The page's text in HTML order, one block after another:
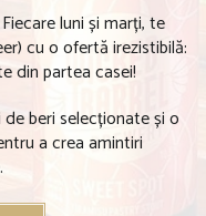
luni și marți, te
cu o ofertă irezistibilă:
din partea casei!
beri selecționate și o
a crea amintiri